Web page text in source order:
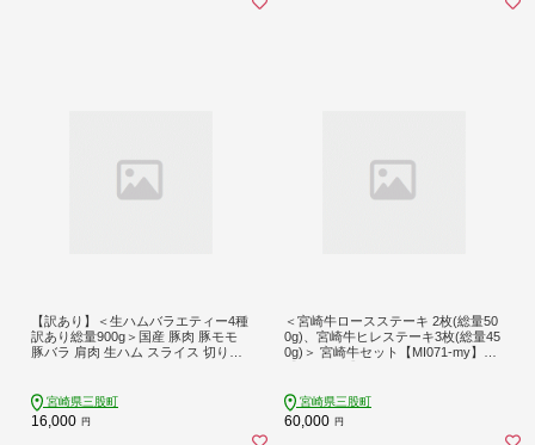
【訳あり】＜生ハムバラエティー4種
訳あり総量900g＞国産 豚肉 豚モモ
豚バラ 肩肉 生ハム スライス 切り落
お祝い 誕生日 結婚記念日 贈り物【M
I294-pl】【株式会社プラス】
宮崎県三股町
16,000 円
＜宮崎牛ロースステーキ 2枚(総量50
0g)、宮崎牛ヒレステーキ3枚(総量45
0g)＞ 宮崎牛セット【MI071-my】
宮崎県三股町
60,000 円